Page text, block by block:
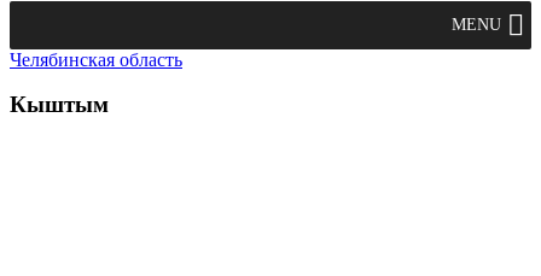
MENU
Челябинская область
Кыштым